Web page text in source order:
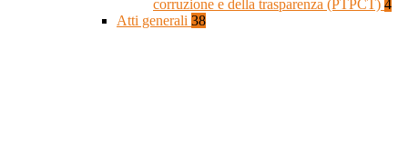
corruzione e della trasparenza (PTPCT) 4
Atti generali 38